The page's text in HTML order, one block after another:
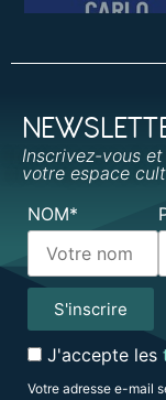
Inscrivez-vous
votre espace
NOM*
J'accepte les
Votre adresse e-mail